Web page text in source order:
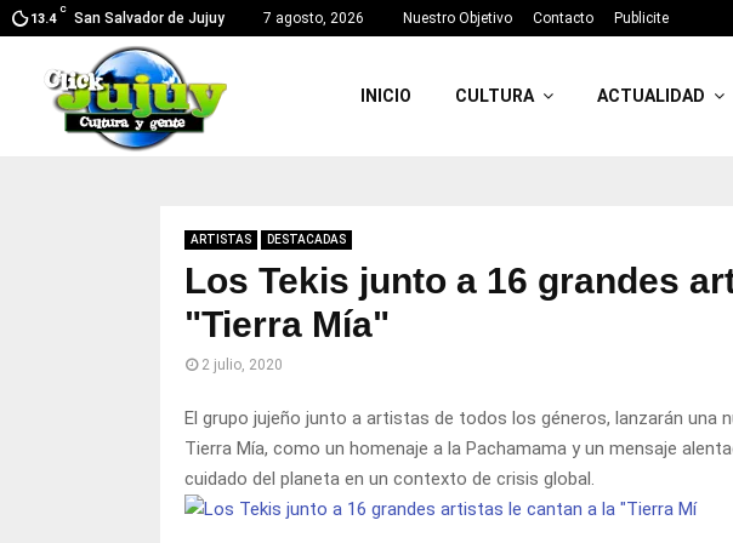
13.4
C
San Salvador de Jujuy 7 agosto, 2026 Nuestro Objetivo Contacto Publicite
INICIO CULTURA ACTUALIDAD
ARTISTAS DESTACADAS
Los Tekis junto a 16 grandes
"Tierra Mía"
2 julio, 2020
El grupo jujeño junto a artistas de todos los géneros, lanzarán una
Tierra Mía, como un homenaje a la Pachamama y un mensaje
cuidado del planeta en un contexto de crisis global.